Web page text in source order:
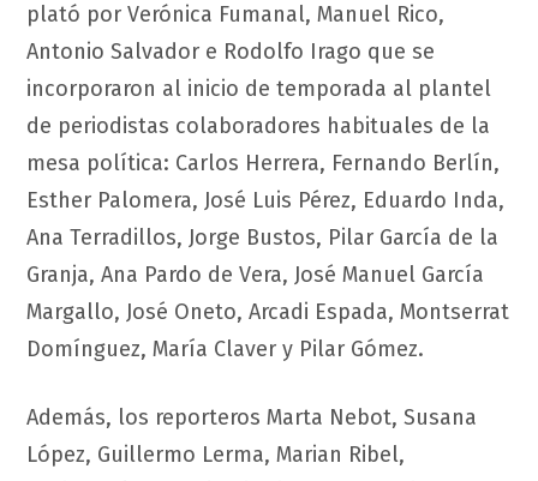
plató por Verónica Fumanal, Manuel Rico,
Antonio Salvador e Rodolfo Irago que se
incorporaron al inicio de temporada al plantel
de periodistas colaboradores habituales de la
mesa política: Carlos Herrera, Fernando Berlín,
Esther Palomera, José Luis Pérez, Eduardo Inda,
Ana Terradillos, Jorge Bustos, Pilar García de la
Granja, Ana Pardo de Vera, José Manuel García
Margallo, José Oneto, Arcadi Espada, Montserrat
Domínguez, María Claver y Pilar Gómez.
Además, los reporteros Marta Nebot, Susana
López, Guillermo Lerma, Marian Ribel,